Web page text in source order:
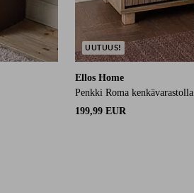
Ellos Home
Penkki Roma kenkävarastolla
199,99 EUR
UUTUUS!